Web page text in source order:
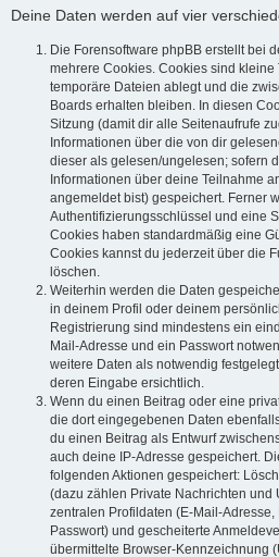
Deine Daten werden auf vier
Die Forensoftware phpBB erstellt bei
mehrere Cookies. Cookies sind
temporäre Dateien ablegt und die
Boards erhalten bleiben. In diesen
Sitzung (damit dir alle Seitenaufrufe
Informationen über die von dir
dieser als gelesen/ungelesen; sofern
Informationen über deine Teilnahme
angemeldet bist) gespeichert. Ferner
Authentifizierungsschlüssel und eine
Cookies haben standardmäßig eine
Cookies kannst du jederzeit über die
löschen.
Weiterhin werden die Daten
in deinem Profil oder deinem
Registrierung sind mindestens ein
Mail-Adresse und ein Passwort
weitere Daten als notwendig
deren Eingabe ersichtlich.
Wenn du einen Beitrag oder eine
die dort eingegebenen Daten
du einen Beitrag als Entwurf
auch deine IP-Adresse gespeichert.
folgenden Aktionen gespeichert:
(dazu zählen Private Nachrichten und
zentralen Profildaten (E-Mail-
Passwort) und gescheiterte
übermittelte Browser-Kennzeichnung